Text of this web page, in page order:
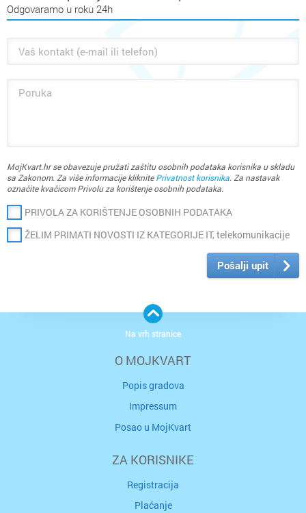
dizajn...
Mi smo digitalna agencija koja primarno pruža usluge web dizajna i
Odgovaramo u roku 24h
MojKvart.hr se obavezuje pružati zaštitu osobnih podataka korisnika u skladu
sa Zakonom. Za više informacije kliknitePrivatnost korisnika. Za nastavak
označite kvačicom Privolu za korištenje osobnih podataka.
PRIVOLA ZA KORIŠTENJE OSOBNIH PODATAKA
ŽELIM PRIMATI NOVOSTI IZ KATEGORIJE IT, telekomunikacije
Pošalji upit
O MOJKVART
Popis gradova
Impressum
Posao u MojKvart
ZA KORISNIKE
Registracija
Plaćanje
Na vrh stranice